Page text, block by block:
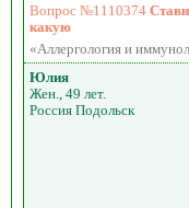
Вопрос №1110374
какую
«Аллергология и
Юлия
Жен., 49 лет.
Россия Подольск